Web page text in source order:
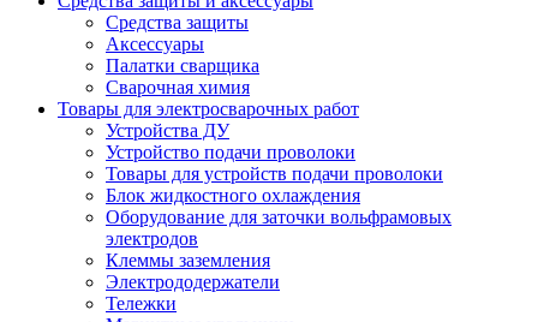
Средства защиты
Аксессуары
Палатки сварщика
Сварочная химия
Товары для электросварочных работ
Устройства ДУ
Устройство подачи проволоки
Товары для устройств подачи проволоки
Блок жидкостного охлаждения
Оборудование для заточки вольфрамовых
электродов
Клеммы заземления
Электрододержатели
Тележки